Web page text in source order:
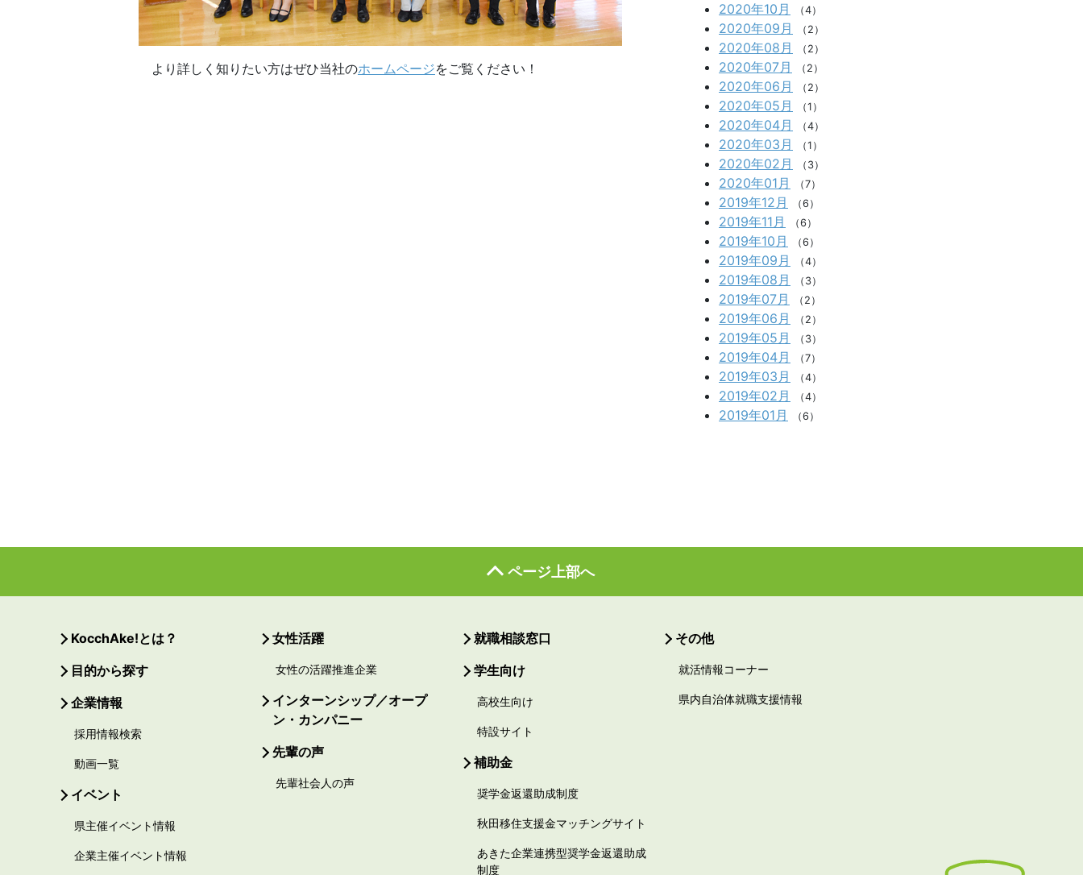
より詳しく知りたい方はぜひ当社のホームページをご覧ください！
2020年10月 （4）
2020年09月 （2）
2020年08月 （2）
2020年07月 （2）
2020年06月 （2）
2020年05月 （1）
2020年04月 （4）
2020年03月 （1）
2020年02月 （3）
2020年01月 （7）
2019年12月 （6）
2019年11月 （6）
2019年10月 （6）
2019年09月 （4）
2019年08月 （3）
2019年07月 （2）
2019年06月 （2）
2019年05月 （3）
2019年04月 （7）
2019年03月 （4）
2019年02月 （4）
2019年01月 （6）
ページ上部へ
KocchAke!とは？
目的から探す
企業情報
採用情報検索
動画一覧
イベント
県主催イベント情報
企業主催イベント情報
女性活躍
女性の活躍推進企業
インターンシップ／オープ
ン・カンパニー
先輩の声
先輩社会人の声
就職相談窓口
学生向け
高校生向け
特設サイト
補助金
奨学金返還助成制度
秋田移住支援金マッチングサイト
あきた企業連携型奨学金返還助成
制度
その他
就活情報コーナー
県内自治体就職支援情報